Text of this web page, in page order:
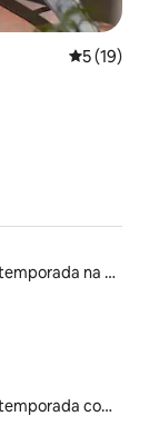
5 de uma
5 (19)
Aluguéis por temporada na orla
Aluguéis por temporada com sauna